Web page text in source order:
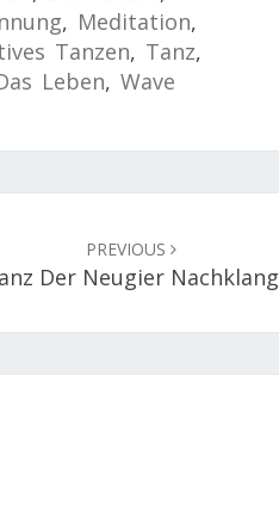
, Meditation,
Tanzen, Tanz,
Leben, Wave
PREVIOUS
Der Neugier Nachklang